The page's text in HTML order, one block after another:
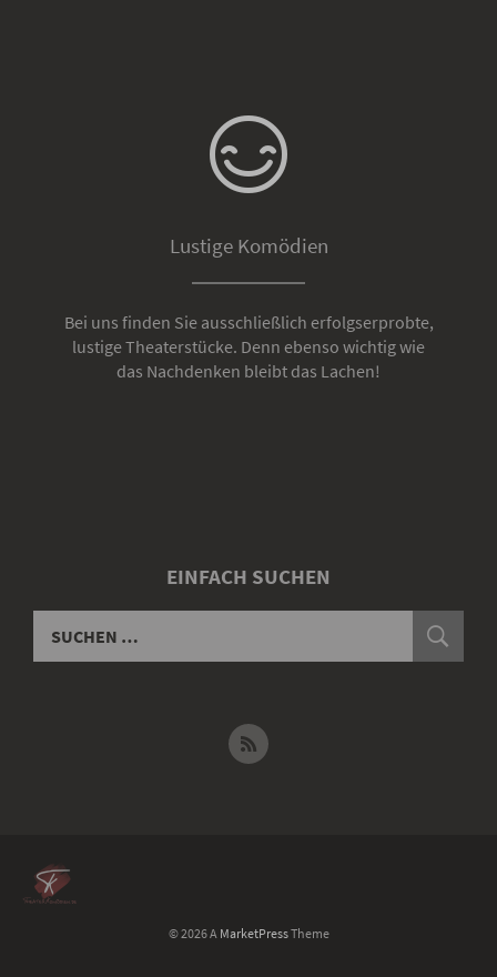
Lustige Komödien
Bei uns finden Sie ausschließlich erfolgserprobte,
lustige Theaterstücke. Denn ebenso wichtig wie
das Nachdenken bleibt das Lachen!
EINFACH SUCHEN
© 2026 A MarketPressTheme